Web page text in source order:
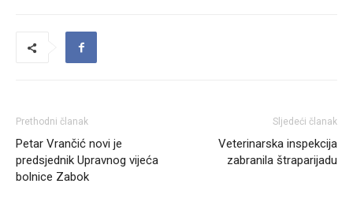
Prethodni članak
Petar Vrančić novi je
predsjednik Upravnog vijeća
bolnice Zabok
Sljedeći članak
Veterinarska inspekcija
zabranila štraparijadu